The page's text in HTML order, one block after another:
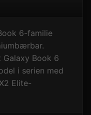
6-familie
Galaxy Book 6
i serien med
Elite-